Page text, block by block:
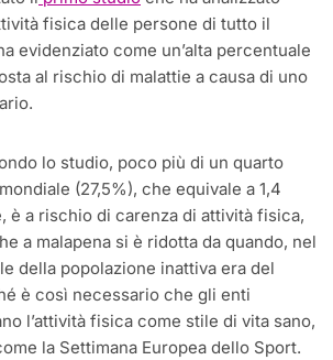
fisica delle persone di tutto il
evidenziato come un’alta percentuale
al rischio di malattie a causa di uno
lo studio, poco più di un quarto
(27,5%), che equivale a 1,4
è a rischio di carenza di attività fisica,
a malapena si è ridotta da quando, nel
della popolazione inattiva era del
è così necessario che gli enti
l’attività fisica come stile di vita sano,
la Settimana Europea dello Sport.